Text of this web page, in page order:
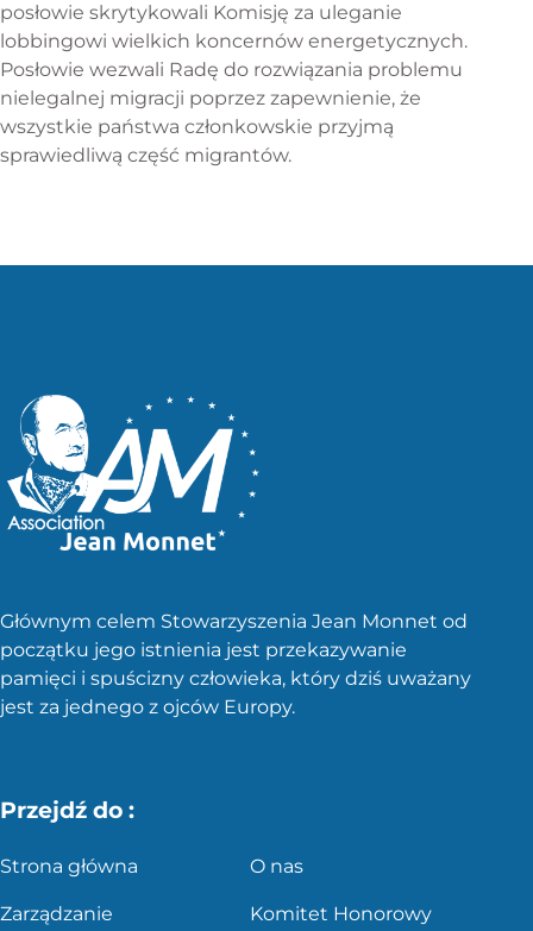
posłowie skrytykowali Komisję za uleganie
lobbingowi wielkich koncernów energetycznych.
Posłowie wezwali Radę do rozwiązania problemu
nielegalnej migracji poprzez zapewnienie, że
wszystkie państwa członkowskie przyjmą
sprawiedliwą część migrantów.
Głównym celem Stowarzyszenia Jean Monnet od
początku jego istnienia jest przekazywanie
pamięci i spuścizny człowieka, który dziś uważany
jest za jednego z ojców Europy.
Przejdź do :
Strona główna O nas
Zarządzanie Komitet Honorowy